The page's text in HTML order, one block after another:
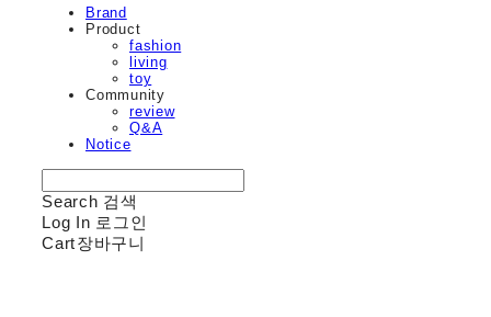
Brand
Product
fashion
living
toy
Community
review
Q&A
Notice
Search 검색
Log In 로그인
Cart장바구니